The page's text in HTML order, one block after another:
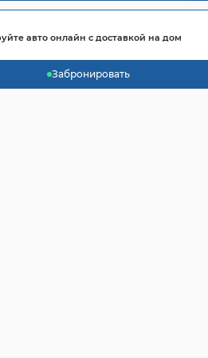
авто онлайн с доставкой на дом
Забронировать